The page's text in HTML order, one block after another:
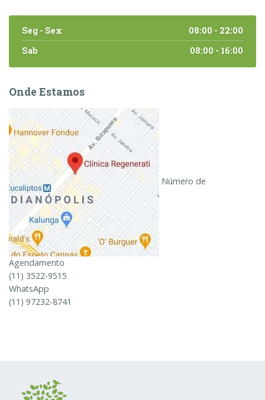
Seg - Sex
08:00 - 22:00
Sab
08:00 - 16:00
Onde Estamos
Número de
Agendamento
(11) 3522-9515
WhatsApp
(11) 97232-8741